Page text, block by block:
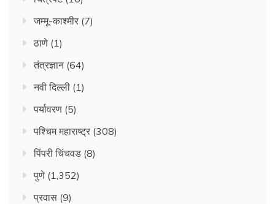
जम्मू-काश्मीर (7)
ठाणे (1)
तंत्रज्ञान(64)
नवी दिल्ली (1)
पर्यावरण (5)
पश्चिम महाराष्ट्र (308)
पिंपरी चिंचवड (8)
पुणे (1,352)
प्रवास (9)